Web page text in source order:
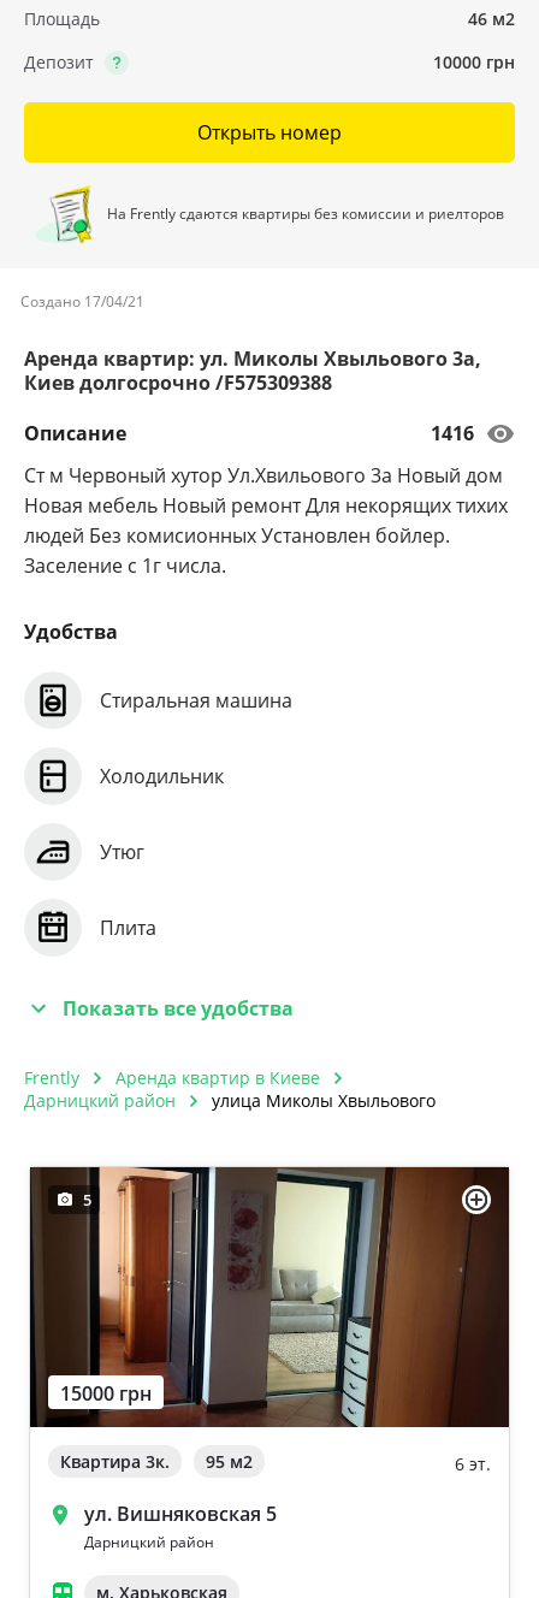
Площадь
46 м2
Депозит
10000 грн
Открыть номер
На Frently сдаются квартиры без комиссии и риелторов
Создано 17/04/21
Аренда квартир: ул. Миколы Хвыльового 3а,
Киев долгосрочно /F575309388
Описание
1416
Ст м Червоный хутор Ул.Хвильового 3а Новый дом
Новая мебель Новый ремонт Для некорящих тихих
людей Без комисионных Установлен бойлер.
Заселение с 1г числа.
Удобства
Стиральная машина
Холодильник
Утюг
Плита
Показать все удобства
Frently
Аренда квартир в Киеве
Дарницкий район
улица Миколы Хвыльового
5
15000 грн
Квартира 3к. 95 м2 6 эт.
ул. Вишняковская 5
Дарницкий район
м. Харьковская